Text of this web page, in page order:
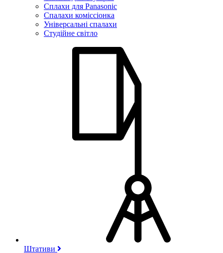
Сплахи для Panasonic
Спалахи коміссіонка
Універсальні спалахи
Студійне світло
Штативи